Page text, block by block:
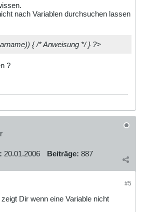
nach Variablen durchsuchen lassen
{ /* Anweisung */ } ?>
?
20.01.2006 Beiträge: 887
#5
Dir wenn eine Variable nicht